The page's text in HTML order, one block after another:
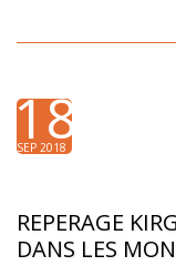
18
SEP 2018
REPERAGE
DANS LES